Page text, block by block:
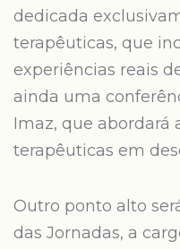
dedicada
terapêuticas, que
experiências reais
ainda uma
Imaz, que abordará
terapêuticas em
Outro ponto alto
das Jornadas, a